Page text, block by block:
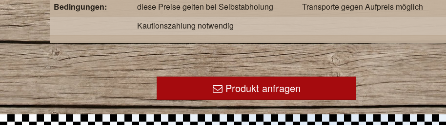
Bedingungen:
diese Preise gelten bei Selbstabholung
Transporte gegen Aufpreis möglich
Kautionszahlung notwendig
Produkt anfragen